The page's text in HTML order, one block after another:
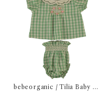
bebeorganic / Tilia Baby Se